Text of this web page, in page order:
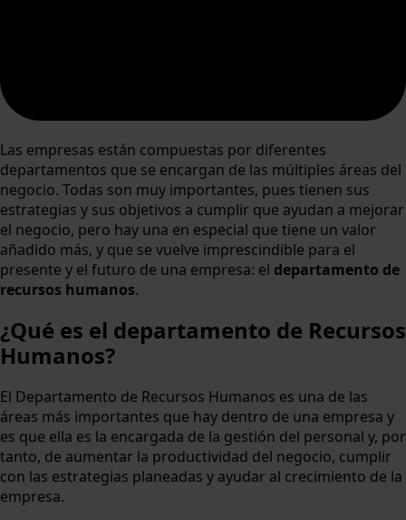
Las empresas están compuestas por diferentes
departamentos que se encargan de las múltiples áreas del
negocio. Todas son muy importantes, pues tienen sus
estrategias y sus objetivos a cumplir que ayudan a mejorar
el negocio, pero hay una en especial que tiene un valor
añadido más, y que se vuelve imprescindible para el
presente y el futuro de una empresa: el departamento de
recursos humanos.
¿Qué es el departamento de Recursos
Humanos?
El Departamento de Recursos Humanos es una de las
áreas más importantes que hay dentro de una empresa y
es que ella es la encargada de la gestión del personal y, por
tanto, de aumentar la productividad del negocio, cumplir
con las estrategias planeadas y ayudar al crecimiento de la
empresa.